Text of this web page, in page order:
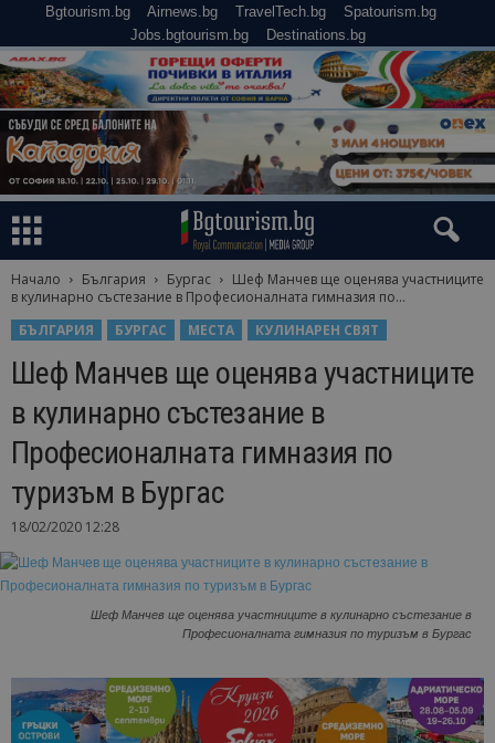
Bgtourism.bg Airnews.bg TravelTech.bg
Spatourism.bg
Jobs.bgtourism.bg
Destinations.bg
Начало България Бургас
Шеф Манчев ще оценява участниците
в кулинарно състезание в Професионалната гимназия по...
БЪЛГАРИЯ
БУРГАС МЕСТА КУЛИНАРЕН СВЯТ
Шеф Манчев ще оценява участниците
в кулинарно състезание в
Професионалната гимназия по
туризъм в Бургас
18/02/2020 12:28
Шеф Манчев ще оценява участниците в кулинарно състезание в
Професионалната гимназия по туризъм в Бургас